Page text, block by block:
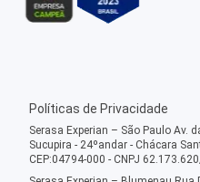
Políticas de Privacidade
Serasa Experian – São Paulo Av.
Sucupira - 24ºandar - Chácara
CEP:04794-000 - CNPJ